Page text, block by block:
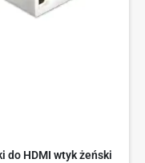
do HDMI wtyk żeński